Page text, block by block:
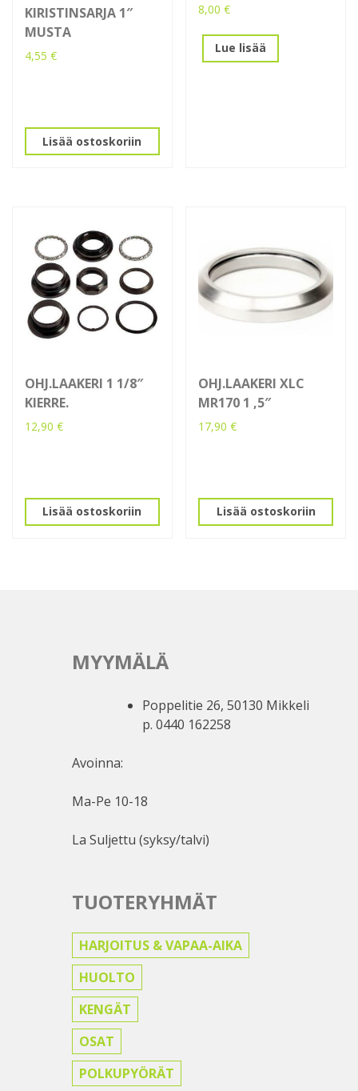
KIRISTINSARJA 1″
MUSTA
4,55 €
Lisää ostoskoriin
8,00€
Lue lisää
OHJ.LAAKERI 1 1/8″
KIERRE.
12,90 €
Lisää ostoskoriin
OHJ.LAAKERI XLC
MR170 1 ,5″
17,90€
Lisää ostoskoriin
MYYMÄLÄ
Poppelitie 26, 50130 Mikkeli
p. 0440 162258
Avoinna:
Ma-Pe 10-18
La Suljettu (syksy/talvi)
TUOTERYHMÄT
HARJOITUS & VAPAA-AIKA
HUOLTO
KENGÄT
OSAT
POLKUPYÖRÄT